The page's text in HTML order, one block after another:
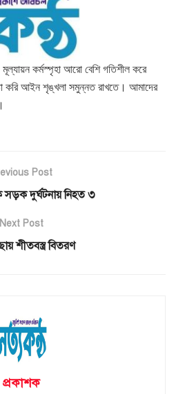
কর্মস্পৃহা আরো বেশি গতিশীল করে
করি আইন শৃঙ্খলা সমুন্নত রাখতে। আমাদের
Post
দুর্ঘটনায় নিহত ৩
Next Post
শীতবস্ত্র বিতরণ
প্রকাশক